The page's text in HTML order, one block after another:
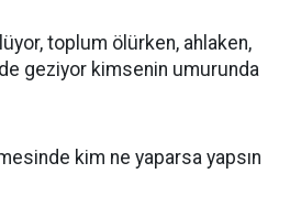
toplum ölürken, ahlaken,
geziyor kimsenin umurunda
kim ne yaparsa yapsın